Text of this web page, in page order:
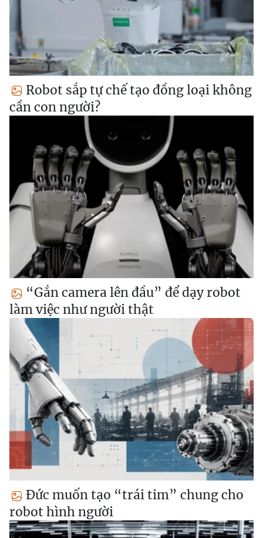
Robot sắp tự chế tạo đồng loại không
cần con người?
“Gắn camera lên đầu” để dạy robot
làm việc như người thật
Đức muốn tạo “trái tim” chung cho
robot hình người